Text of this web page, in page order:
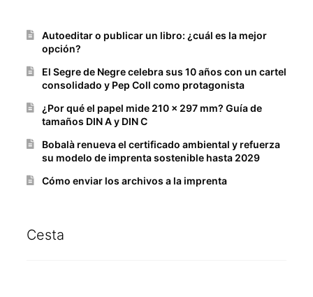
Autoeditar o publicar un libro: ¿cuál es la mejor
opción?
El Segre de Negre celebra sus 10 años con un cartel
consolidado y Pep Coll como protagonista
¿Por qué el papel mide 210 x 297 mm? Guía de
tamaños DIN A y DIN C
Bobalà renueva el certificado ambiental y refuerza
su modelo de imprenta sostenible hasta 2029
Cómo enviar los archivos a la imprenta
Cesta